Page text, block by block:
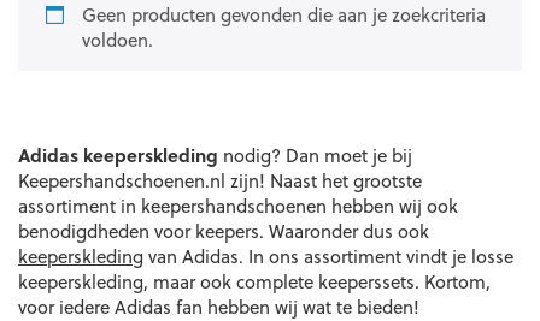
Geen producten gevonden die aan je zoekcriteria
voldoen.
Adidas keeperskleding nodig? Dan moet je bij
Keepershandschoenen.nl zijn! Naast het grootste
assortiment in keepershandschoenen hebben wij ook
benodigdheden voor keepers. Waaronder dus ook
keeperskledingvan Adidas. In ons assortiment vindt je losse
keeperskleding, maar ook complete keeperssets. Kortom,
voor iedere Adidas fan hebben wij wat te bieden!